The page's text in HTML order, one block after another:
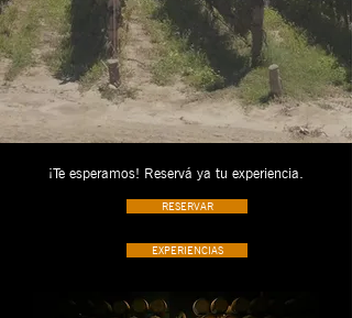
¡Te esperamos! Reservá ya tu experiencia.
RESERVAR
EXPERIENCIAS